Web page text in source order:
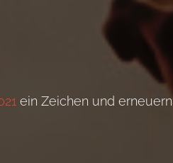
ein Zeichen und erneuern